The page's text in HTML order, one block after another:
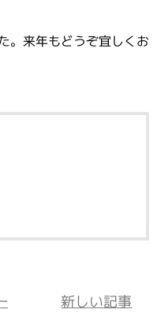
。来年もどうぞ宜しくお
新しい記事